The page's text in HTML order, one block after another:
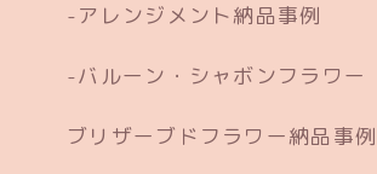
アレンジメント納品事例
バルーン・シャボンフラワー
ブリザーブドフラワー納品事例